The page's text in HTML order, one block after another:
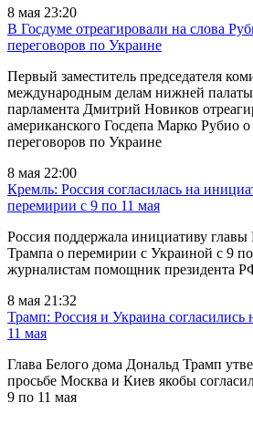
8 мая 23:20
В Госдуме отреагировали на слова
переговоров по Украине
Первый заместитель председателя
международным делам нижней палаты
парламента Дмитрий Новиков
американского Госдепа Марко
переговоров по Украине
8 мая 22:00
Кремль: Россия согласилась на
перемирии с 9 по 11 мая
Россия поддержала инициативу главы
Трампа о перемирии с Украиной с 9
журналистам помощник президента
8 мая 21:32
Трамп: Россия и Украина согласились
11 мая
Глава Белого дома Дональд Трамп
просьбе Москва и Киев якобы
9 по 11 мая